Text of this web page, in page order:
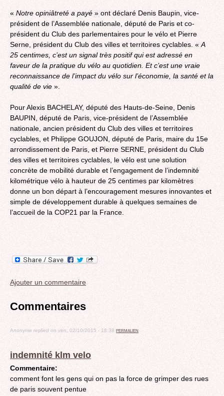
« Notre opiniâtreté a payé » ont déclaré Denis Baupin, vice-
président de l’Assemblée nationale, député de Paris et co-
président du Club des parlementaires pour le vélo et Pierre
Serne, président du Club des villes et territoires cyclables. « A
25 centimes, c’est un signal très positif qui est adressé en
faveur de la pratique du vélo au quotidien. Et c’est une vraie
reconnaissance de l’impact du vélo sur l’économie, la santé et la
qualité de vie ».
Pour Alexis BACHELAY, député des Hauts-de-Seine, Denis
BAUPIN, député de Paris, vice-président de l’Assemblée
nationale, ancien président du Club des villes et territoires
cyclables, et Philippe GOUJON, député de Paris, maire du 15e
arrondissement de Paris, et Pierre SERNE, président du Club
des villes et territoires cyclables, le vélo est une solution
concrète de mobilité durable et l’engagement de l’indemnité
kilométrique vélo à hauteur de 25 centimes par kilomètres
donne un bon départ à l’encouragement mesures innovantes et
simple de développement durable à quelques semaines de
l’accueil de la COP21 par la France.
Ajouter un commentaire
Commentaires
Anonyme replied on ven, 02/10/2015 - 18:38 PERMALIEN
indemnité klm velo
Commentaire:
comment font les gens qui on pas la force de grimper des rues
de paris souvent pentue